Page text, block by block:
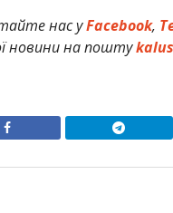
нас уFacebook,
новини на пошту